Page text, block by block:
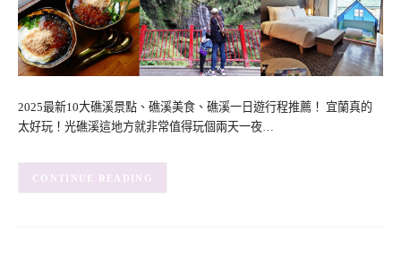
2025最新10大礁溪景點、礁溪美食、礁溪一日遊行程推薦！ 宜蘭真的
太好玩！光礁溪這地方就非常值得玩個兩天一夜…
CONTINUE READING